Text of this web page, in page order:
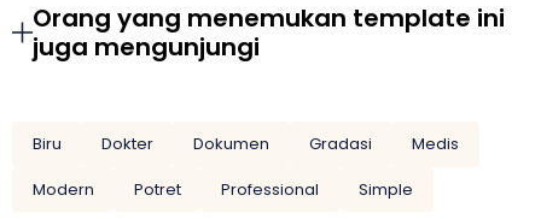
Orang yang menemukan template ini
juga mengunjungi
Biru Dokter Dokumen Gradasi
Medis
Modern
Potret Professional Simple